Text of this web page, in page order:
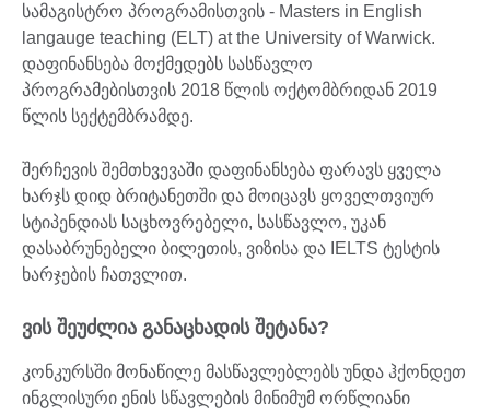
სამაგისტრო პროგრამისთვის - Masters in English
langauge teaching (ELT) at the University of Warwick.
დაფინანსება მოქმედებს სასწავლო
პროგრამებისთვის 2018 წლის ოქტომბრიდან 2019
წლის სექტემბრამდე.
შერჩევის შემთხვევაში დაფინანსება ფარავს ყველა
ხარჯს დიდ ბრიტანეთში და მოიცავს ყოველთვიურ
სტიპენდიას საცხოვრებელი, სასწავლო, უკან
დასაბრუნებელი ბილეთის, ვიზისა და IELTS ტესტის
ხარჯების ჩათვლით.
ვის შეუძლია განაცხადის შეტანა?
კონკურსში მონაწილე მასწავლებლებს უნდა ჰქონდეთ
ინგლისური ენის სწავლების მინიმუმ ორწლიანი